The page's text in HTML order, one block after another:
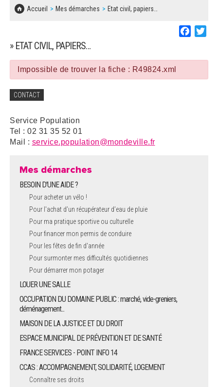
Accueil Mes démarches Etat civil, papiers…
» ETAT CIVIL, PAPIERS…
Impossible de trouver la fiche : R49824.xml
CONTACT
Service Population
Tel : 02 31 35 52 01
Mail : service.population@mondeville.fr
Mes démarches
BESOIN D'UNE AIDE ?
Pour acheter un vélo !
Pour l'achat d’un récupérateur d’eau de pluie
Pour ma pratique sportive ou culturelle
Pour financer mon permis de conduire
Pour les fêtes de fin d'année
Pour surmonter mes difficultés quotidiennes
Pour démarrer mon potager
LOUER UNE SALLE
OCCUPATION DU DOMAINE PUBLIC : marché, vide-greniers,
déménagement...
MAISON DE LA JUSTICE ET DU DROIT
ESPACE MUNICIPAL DE PRÉVENTION ET DE SANTÉ
FRANCE SERVICES - POINT INFO 14
CCAS : ACCOMPAGNEMENT, SOLIDARITÉ, LOGEMENT
Connaître ses droits
CONCERTATIONS PUBLIQUES
SOLIDARITÉ, LOGEMENT
SÉNIORS
EMPLOI
URBANISME
POLICE MUNICIPALE
BESOIN D'UNE AIDE ?
LES ASSOCIATIONS
MARCHÉS PUBLICS
DOCUMENT D'INFORMATION COMMUNAL
SUR LES RISQUES MAJEURS
REGLEMENT LOCAL DE PUBLICITÉ
DECLARATION DE DEMARCHAGE
DOSSIER DE DEMANDE DE SUBVENTION
DEMANDE DE PRÊT DE MATERIEL
FICHE D'ORGANISATION MANIFESTATION
PLAN D'ACTION MUNICIPAL
ARRÊTÉS MUNICIPAUX